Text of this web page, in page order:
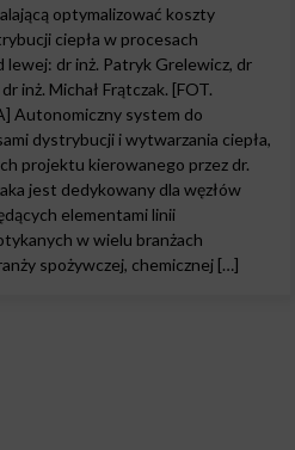
optymalizować koszty
ciepła w procesach
lewej: dr inż. Patryk Grelewicz, dr
inż. Michał Frątczak. [FOT.
Autonomiczny system do
dystrybucji i wytwarzania ciepła,
projektu kierowanego przez dr.
jest dedykowany dla węzłów
elementami linii
w wielu branżach
spożywczej, chemicznej […]